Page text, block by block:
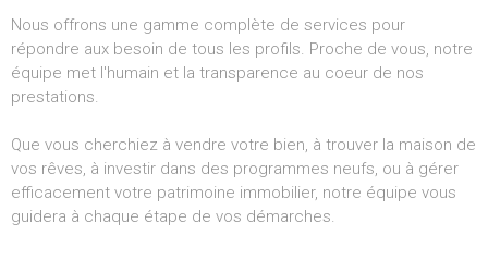
Nous offrons une gamme complète de services pour
répondre aux besoin de tous les profils. Proche de vous, notre
équipe met l'humain et la transparence au coeur de nos
prestations.
Que vous cherchiez à vendre votre bien, à trouver la maison de
vos rêves, à investir dans des programmes neufs, ou à gérer
efficacement votre patrimoine immobilier, notre équipe vous
guidera à chaque étape de vos démarches.